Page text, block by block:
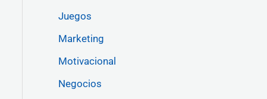
Juegos
Marketing
Motivacional
Negocios